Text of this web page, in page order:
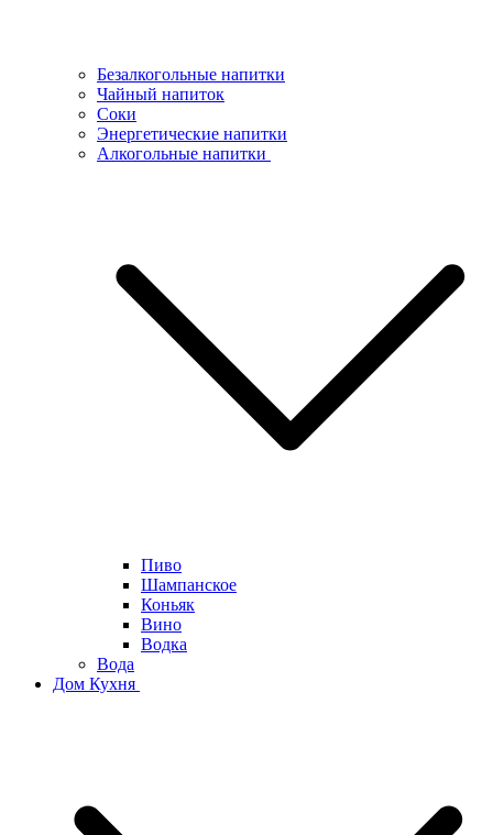
Безалкогольные напитки
Чайный напиток
Соки
Энергетические напитки
Алкогольные напитки
Пиво
Шампанское
Коньяк
Вино
Водка
Вода
Дом Кухня